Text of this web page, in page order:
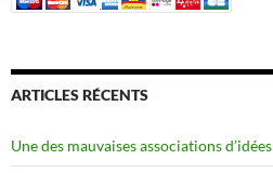
ARTICLES RÉCENTS
Une des mauvaises associations d’idées